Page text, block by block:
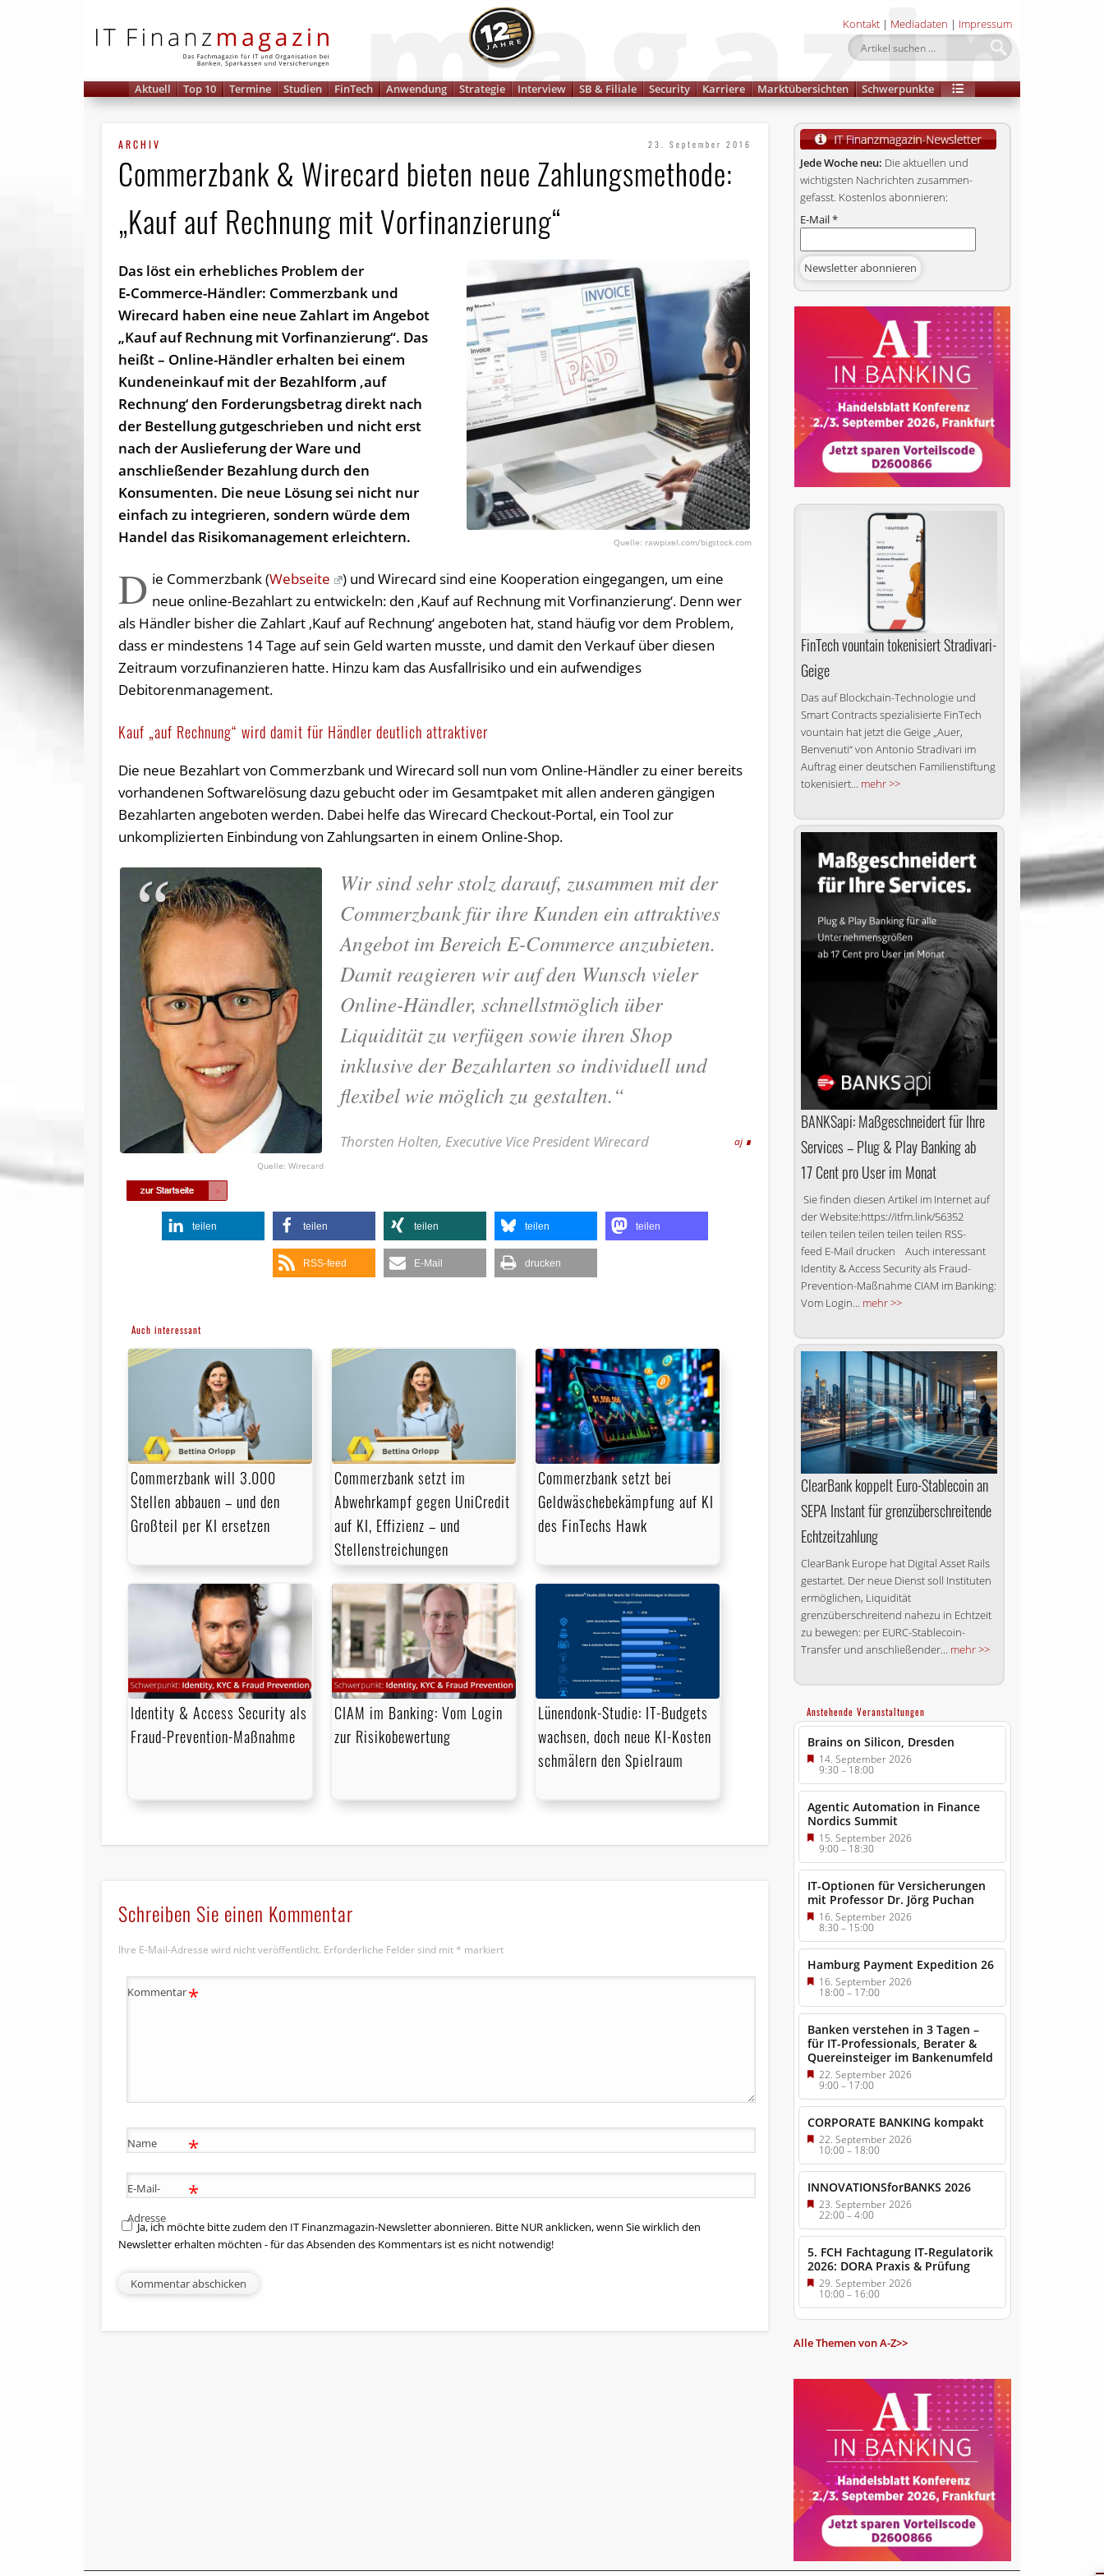
Kontakt | Mediadaten | Impressum
Aktuell Top 10 Termine Studien FinTech Anwendung Strategie Interview SB & Filiale Security Karriere Marktübersichten Schwerpunkte
ARCHIV 23. September 2016
Commerzbank & Wirecard bieten neue Zahlungs­methode:
„Kauf auf Rechnung mit Vorfinanzierung“
rawpixel.com/bigstock.com
Das löst ein erhebliches Problem der
E‑Commerce-Händler: Commerzbank und
Wirecard haben eine neue Zahlart im Angebot
„Kauf auf Rechnung mit Vorfinanzierung“. Das
heißt – Online-Händler erhalten bei einem
Kunden­einkauf mit der Bezahlform ‚auf
Rechnung‘ den Forderungsbetrag direkt nach
der Bestellung gutgeschrieben und nicht erst
nach der Aus­lie­fer­ung der Ware und
anschließender Bezahlung durch den
Konsumenten. Die neue Lösung sei nicht nur
einfach zu integrieren, sondern würde dem
Handel das Risikomanagement erleichtern.
D ie Commerzbank (Webseite
) und Wirecard sind eine Kooperation eingegangen, um eine
neue online-Bezahlart zu entwickeln: den ‚Kauf auf Rechnung mit Vorfinanzierung‘. Denn wer
als Händler bisher die Zahlart ‚Kauf auf Rechnung‘ angeboten hat, stand häufig vor dem Problem,
dass er mindestens 14 Tage auf sein Geld warten musste, und damit den Verkauf über diesen
Zeitraum vorzufinanzieren hatte. Hinzu kam das Ausfallrisiko und ein aufwendiges
Debitorenmanagement.
Kauf „auf Rechnung“ wird damit für Händler deutlich attraktiver
Die neue Bezahlart von Commerzbank und Wirecard soll nun vom Online-Händler zu einer bereits
vorhandenen Softwarelösung dazu gebucht oder im Gesamtpaket mit allen anderen gängigen
Bezahlarten angeboten werden. Dabei helfe das Wirecard Checkout-Portal, ein Tool zur
unkomplizierten Einbindung von Zahlungsarten in einem Online-Shop.
Wirecard
Wir sind sehr stolz darauf, zusammen mit der
Commerzbank für ihre Kunden ein attraktives
Angebot im Bereich E-Commerce anzubieten.
Damit reagieren wir auf den Wunsch vieler
Online-Händler, schnellstmöglich über
Liquidität zu verfügen sowie ihren Shop
inklusive der Bezahlarten so individuell und
flexibel wie möglich zu gestalten.“
Thorsten Holten, Executive Vice President Wirecard aj
teilen teilen teilen teilen teilen
RSS-feed E-Mail drucken
Auch interessant
Commerzbank will 3.000
Stellen abbauen – und den
Großteil per KI ersetzen
Commerzbank setzt im
Abwehrkampf gegen UniCredit
auf KI, Effizienz – und
Stellenstreichungen
Commerzbank setzt bei
Geldwäschebekämpfung auf KI
des FinTechs Hawk
Identity & Access Security als
Fraud-Prevention-Maßnahme
CIAM im Banking: Vom Login
zur Risikobewertung
Lünendonk-Studie: IT-Budgets
wachsen, doch neue KI-Kosten
schmälern den Spielraum
Schreiben Sie einen Kommentar
Ihre E-Mail-Adresse wird nicht veröffentlicht. Erforderliche Felder sind mit * markiert
Kommentar*
Name *
E-Mail-
Adresse
*
Ja, ich möchte bitte zudem den IT Finanzmagazin-Newsletter abonnieren. Bitte NUR anklicken, wenn Sie wirklich den
Newsletter erhalten möchten - für das Absenden des Kommentars ist es nicht notwendig!
Jede Woche neu: Die aktuellen und
wichtigsten Nachrichten zusammen­
gefasst. Kostenlos abonnieren:
E-Mail*
FinTech vountain tokenisiert Stradivari-
Geige
Das auf Blockchain-Technologie und
Smart Contracts spezialisierte FinTech
vountain hat jetzt die Geige „Auer,
Benvenuti“ von Antonio Stradivari im
Auftrag einer deutschen Familienstiftung
tokenisiert... mehr >>
BANKSapi: Maßgeschneidert für Ihre
Services – Plug & Play Banking ab
17 Cent pro User im Monat
Sie finden diesen Artikel im Internet auf
der Website:https://itfm.link/56352
teilen teilen teilen teilen teilen RSS-
feed E-Mail drucken Auch interessant
Identity & Access Security als Fraud-
Prevention-Maßnahme CIAM im Banking:
Vom Login... mehr >>
ClearBank koppelt Euro-Stablecoin an
SEPA Instant für grenzüberschreitende
Echtzeitzahlung
ClearBank Europe hat Digital Asset Rails
gestartet. Der neue Dienst soll Instituten
ermöglichen, Liquidität
grenzüberschreitend nahezu in Echtzeit
zu bewegen: per EURC-Stablecoin-
Transfer und anschließender... mehr >>
Anstehende Veranstaltungen
Brains on Silicon, Dresden
14. September 2026
9:30–18:00
Agentic Automation in Finance
Nordics Summit
15. September 2026
9:00–18:30
IT-Optionen für Versicherungen
mit Professor Dr. Jörg Puchan
16. September 2026
8:30–15:00
Hamburg Payment Expedition 26
16. September 2026
18:00– 17:00
Banken verstehen in 3 Tagen –
für IT-Professionals, Berater &
Quereinsteiger im Bankenumfeld
22. September 2026
9:00–17:00
CORPORATE BANKING kompakt
22. September 2026
10:00– 18:00
INNOVATIONSforBANKS 2026
23. September 2026
22:00–4:00
5. FCH Fachtagung IT-Regulatorik
2026: DORA Praxis & Prüfung
29. September 2026
10:00– 16:00
Alle Themen von A-Z>>